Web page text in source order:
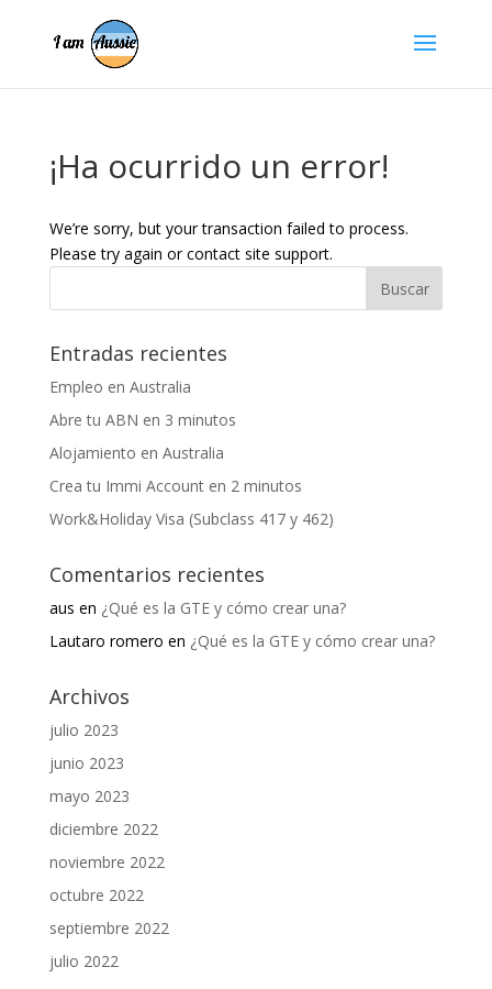
¡Ha ocurrido un error!
We’re sorry, but your transaction failed to process.
Please try again or contact site support.
Entradas recientes
Empleo en Australia
Abre tu ABN en 3 minutos
Alojamiento en Australia
Crea tu Immi Account en 2 minutos
Work&Holiday Visa (Subclass 417 y 462)
Comentarios recientes
aus en ¿Qué es la GTE y cómo crear una?
Lautaro romero en ¿Qué es la GTE y cómo crear una?
Archivos
julio 2023
junio 2023
mayo 2023
diciembre 2022
noviembre 2022
octubre 2022
septiembre 2022
julio 2022